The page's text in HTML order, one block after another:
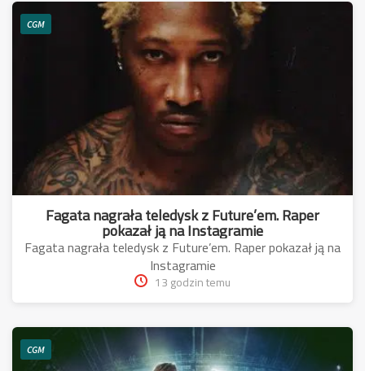
CGM
Fagata nagrała teledysk z Future’em. Raper
pokazał ją na Instagramie
Fagata nagrała teledysk z Future’em. Raper pokazał ją na
Instagramie
13 godzin temu
CGM